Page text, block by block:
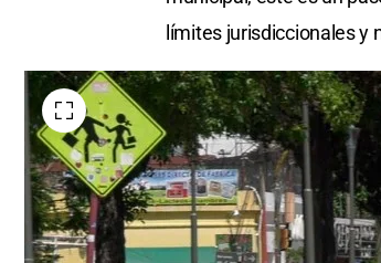
límites jurisdiccionales y